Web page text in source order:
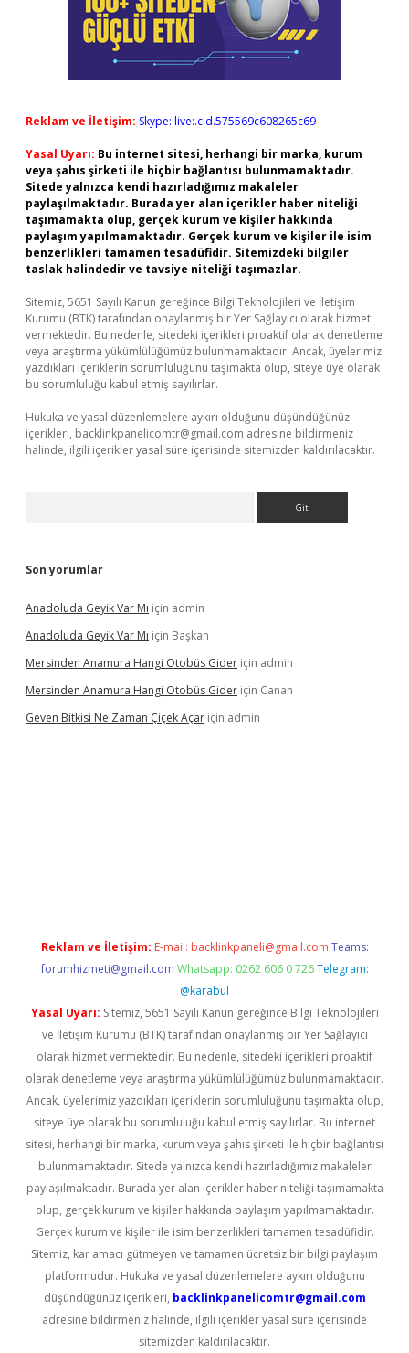
Reklam ve İletişim: Skype: live:.cid.575569c608265c69
Yasal Uyarı: Bu internet sitesi, herhangi bir marka, kurum
veya şahıs şirketi ile hiçbir bağlantısı bulunmamaktadır.
Sitede yalnızca kendi hazırladığımız makaleler
paylaşılmaktadır. Burada yer alan içerikler haber niteliği
taşımamakta olup, gerçek kurum ve kişiler hakkında
paylaşım yapılmamaktadır. Gerçek kurum ve kişiler ile isim
benzerlikleri tamamen tesadüfidir. Sitemizdeki bilgiler
taslak halindedir ve tavsiye niteliği taşımazlar.
Sitemiz, 5651 Sayılı Kanun gereğince Bilgi Teknolojileri ve İletişim
Kurumu (BTK) tarafından onaylanmış bir Yer Sağlayıcı olarak hizmet
vermektedir. Bu nedenle, sitedeki içerikleri proaktif olarak denetleme
veya araştırma yükümlülüğümüz bulunmamaktadır. Ancak, üyelerimiz
yazdıkları içeriklerin sorumluluğunu taşımakta olup, siteye üye olarak
bu sorumluluğu kabul etmiş sayılırlar.
Hukuka ve yasal düzenlemelere aykırı olduğunu düşündüğünüz
içerikleri, backlinkpanelicomtr@gmail.com adresine bildirmeniz
halinde, ilgili içerikler yasal süre içerisinde sitemizden kaldırılacaktır.
Son yorumlar
Anadoluda Geyik Var Mı için admin
Anadoluda Geyik Var Mı için Başkan
Mersinden Anamura Hangi Otobüs Gider için admin
Mersinden Anamura Hangi Otobüs Gider için Canan
Geven Bitkisi Ne Zaman Çiçek Açar için admin
Reklam ve İletişim: E-mail: backlinkpaneli@gmail.com Teams:
forumhizmeti@gmail.com Whatsapp: 0262 606 0 726 Telegram:
@karabul
Yasal Uyarı: Sitemiz, 5651 Sayılı Kanun gereğince Bilgi Teknolojileri
ve İletişim Kurumu (BTK) tarafından onaylanmış bir Yer Sağlayıcı
olarak hizmet vermektedir. Bu nedenle, sitedeki içerikleri proaktif
olarak denetleme veya araştırma yükümlülüğümüz bulunmamaktadır.
Ancak, üyelerimiz yazdıkları içeriklerin sorumluluğunu taşımakta olup,
siteye üye olarak bu sorumluluğu kabul etmiş sayılırlar. Bu internet
sitesi, herhangi bir marka, kurum veya şahıs şirketi ile hiçbir bağlantısı
bulunmamaktadır. Sitede yalnızca kendi hazırladığımız makaleler
paylaşılmaktadır. Burada yer alan içerikler haber niteliği taşımamakta
olup, gerçek kurum ve kişiler hakkında paylaşım yapılmamaktadır.
Gerçek kurum ve kişiler ile isim benzerlikleri tamamen tesadüfidir.
Sitemiz, kar amacı gütmeyen ve tamamen ücretsiz bir bilgi paylaşım
platformudur. Hukuka ve yasal düzenlemelere aykırı olduğunu
düşündüğünüz içerikleri, backlinkpanelicomtr@gmail.com
adresine bildirmeniz halinde, ilgili içerikler yasal süre içerisinde
sitemizden kaldırılacaktır.